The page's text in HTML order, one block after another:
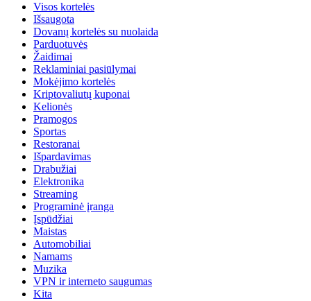
Visos kortelės
Išsaugota
Dovanų kortelės su nuolaida
Parduotuvės
Žaidimai
Reklaminiai pasiūlymai
Mokėjimo kortelės
Kriptovaliutų kuponai
Kelionės
Pramogos
Sportas
Restoranai
Išpardavimas
Drabužiai
Elektronika
Streaming
Programinė įranga
Įspūdžiai
Maistas
Automobiliai
Namams
Muzika
VPN ir interneto saugumas
Kita